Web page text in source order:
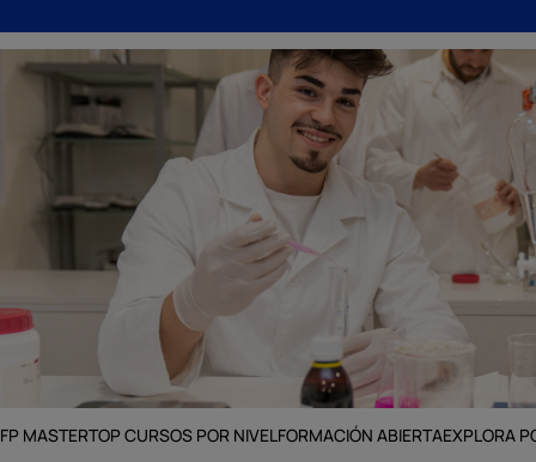
FP MASTERTOP CURSOS POR NIVELFORMACIÓN ABIERTAEXPLORA